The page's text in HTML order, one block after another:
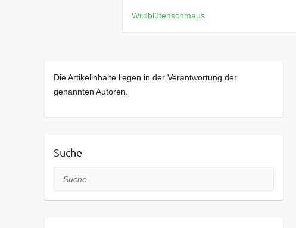
Wildblütenschmaus
Die Artikelinhalte liegen in der Verantwortung der
genannten Autoren.
Suche
Suche